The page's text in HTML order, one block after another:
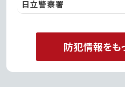
日立警察署
防犯情報をも